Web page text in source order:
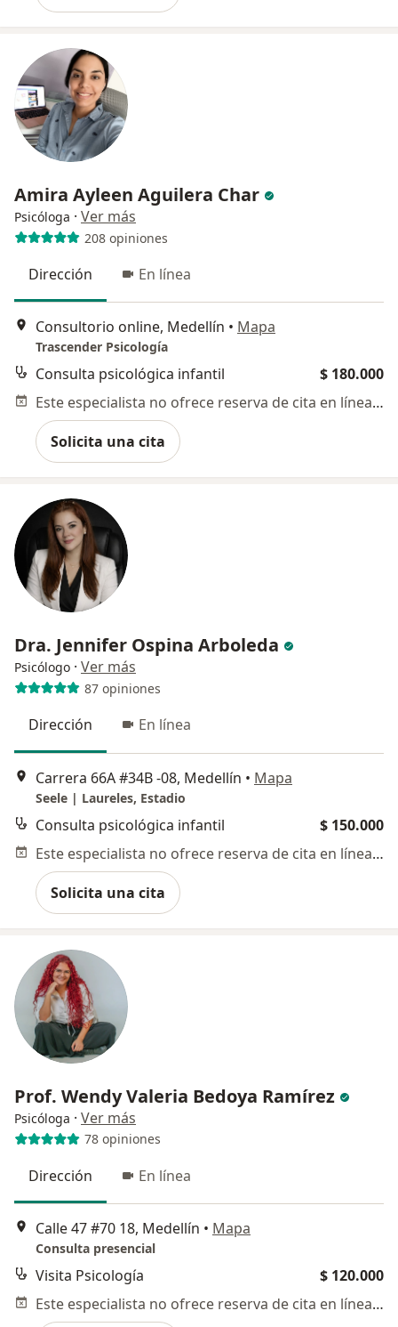
Amira Ayleen Aguilera Char
Psicóloga · Ver más
208 opiniones
Dirección En línea
Consultorio online, Medellín • Mapa
Trascender Psicología
Consulta psicológica infantil
$ 180.000
Este especialista no ofrece reserva de cita en línea en esta dirección.
Solicita una cita
Dra. Jennifer Ospina Arboleda
Psicólogo · Ver más
87 opiniones
Dirección En línea
Carrera 66A #34B -08, Medellín • Mapa
Seele | Laureles, Estadio
Consulta psicológica infantil
$ 150.000
Este especialista no ofrece reserva de cita en línea en esta dirección.
Solicita una cita
Prof. Wendy Valeria Bedoya Ramírez
Psicóloga · Ver más
78 opiniones
Dirección En línea
Calle 47 #70 18, Medellín • Mapa
Consulta presencial
Visita Psicología
$ 120.000
Este especialista no ofrece reserva de cita en línea en esta dirección.